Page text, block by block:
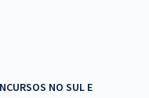
NO SUL E